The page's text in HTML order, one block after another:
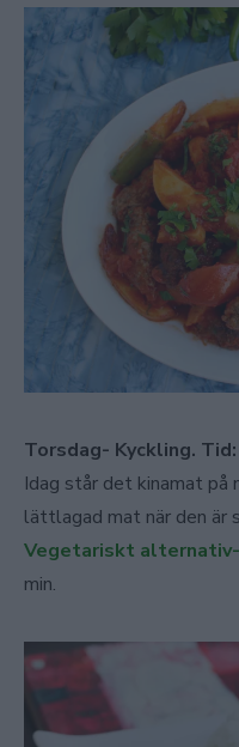
Torsdag- Kyckling.
Idag står det kinamat på
lättlagad mat när den är
Vegetariskt alternativ-
min.